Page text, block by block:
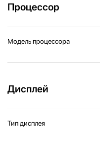
Процессор
Модель процессора
Дисплей
Тип дисплея